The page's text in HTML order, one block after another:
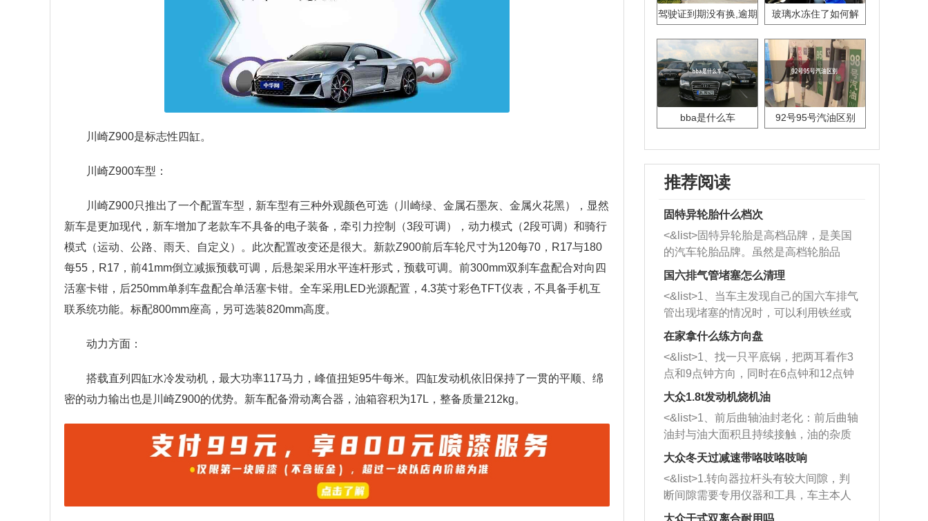
川崎Z900是标志性四缸。
川崎Z900车型：
川崎Z900只推出了一个配置车型，新车型有三种外观颜色可选（川崎绿、金属石墨灰、金属火花黑），显然
新车是更加现代，新车增加了老款车不具备的电子装备，牵引力控制（3段可调），动力模式（2段可调）和骑行
模式（运动、公路、雨天、自定义）。此次配置改变还是很大。新款Z900前后车轮尺寸为120每70，R17与180
每55，R17，前41mm倒立减振预载可调，后悬架采用水平连杆形式，预载可调。前300mm双刹车盘配合对向四
活塞卡钳，后250mm单刹车盘配合单活塞卡钳。全车采用LED光源配置，4.3英寸彩色TFT仪表，不具备手机互
联系统功能。标配800mm座高，另可选装820mm高度。
动力方面：
搭载直列四缸水冷发动机，最大功率117马力，峰值扭矩95牛每米。四缸发动机依旧保持了一贯的平顺、绵
密的动力输出也是川崎Z900的优势。新车配备滑动离合器，油箱容积为17L，整备质量212kg。
驾驶证到期没有换,逾期
玻璃水冻住了如何解
bba是什么车 92号95号汽油区别
推荐阅读
固特异轮胎什么档次
<&list>固特异轮胎是高档品牌，是美国
的汽车轮胎品牌。虽然是高档轮胎品
牌，但是中高低端的轮胎都有生产，这
也是为了更好的开拓市场。
国六排气管堵塞怎么清理
<&list>1、当车主发现自己的国六车排气
管出现堵塞的情况时，可以利用铁丝或
者是细棍，直接将杂物给取出来，如果
堵塞情况比较严重，也可以采取应急措
施。 <&list>2、直接利用木棍将所有的
杂物推到排气管里面的位置处，然后将
三元催化器拆解开，就可以将堵塞的东
西取出来。但如果是因为积碳过多引起
的堵塞，就需要将三元催化器泡在草酸
洗剂对堵塞的情况得到解决，将清洗剂
放在燃油箱中，与燃油混合后，车辆启
动时，就可以和汽油一起进入到燃烧
室，最后形成废气排出，就可以让三元
在家拿什么练方向盘
<&list>1、找一只平底锅，把两耳看作3
点和9点钟方向，同时在6点钟和12点钟
方向做一个标记。 <&list>2、双手握住
一圈半的练习，往右同样也要打相同的
圈数。 <&list>3、最后强调要反复练
习，这样就可以形成肌肉记忆，在真实
驾驶车辆时，不需要记忆也能打好方
向。
大众1.8t发动机烧机油
<&list>1、前后曲轴油封老化：前后曲轴
油封与油大面积且持续接触，油的杂质
和发动机内持续温度变化使其密封效果
逐渐减弱，导致渗油或漏油。<&list>2、
活塞间隙过大：积碳会使活塞环与缸体
的间隙扩大，导致机油流入燃烧室中，
造成烧机油。<&list>3、机油粘度。使用
大众冬天过减速带咯吱咯吱响
<&list>1.转向器拉杆头有较大间隙，判
断间隙需要专用仪器和工具，车主本人
无法制作，需要将车辆送到修理厂或4s
大众干式双离合耐用吗